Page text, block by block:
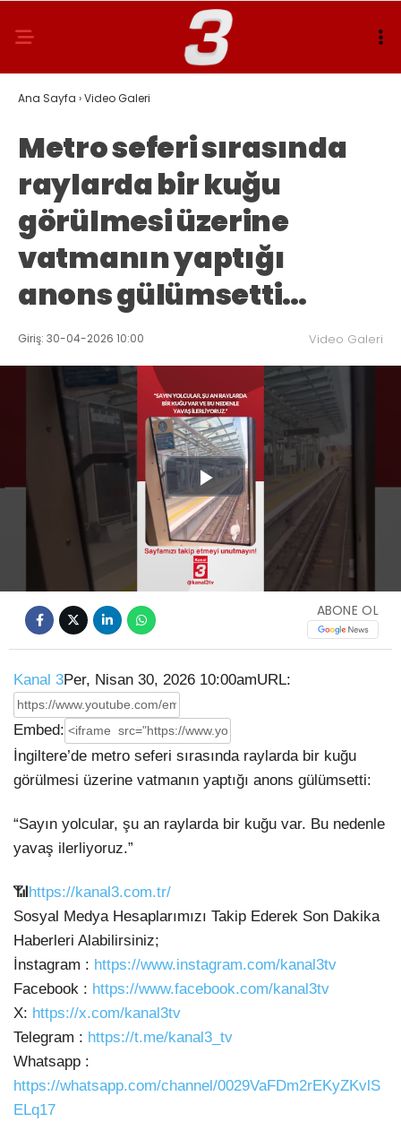
Ana Sayfa ›Video Galeri
Metro seferi sırasında
raylarda bir kuğu
görülmesi üzerine
vatmanın yaptığı
anons gülümsetti…
Giriş: 30-04-2026 10:00 Video Galeri
Play
Video
ABONE OL
Kanal 3Per, Nisan 30, 2026 10:00amURL:
Embed:
İngiltere’de metro seferi sırasında raylarda bir kuğu
görülmesi üzerine vatmanın yaptığı anons gülümsetti:
“Sayın yolcular, şu an raylarda bir kuğu var. Bu nedenle
yavaş ilerliyoruz.”
📶 https://kanal3.com.tr/
Sosyal Medya Hesaplarımızı Takip Ederek Son Dakika
Haberleri Alabilirsiniz;
İnstagram : https://www.instagram.com/kanal3tv
Facebook : https://www.facebook.com/kanal3tv
X: https://x.com/kanal3tv
Telegram : https://t.me/kanal3_tv
Whatsapp :
https://whatsapp.com/channel/0029VaFDm2rEKyZKvlS
ELq17